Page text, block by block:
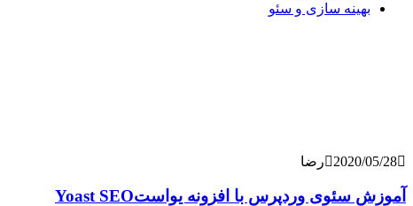
بهینه سازی و سئو
2020/05/28 رضا
آموزش سئوی وردپرس با افزونه یواستYoast SEO